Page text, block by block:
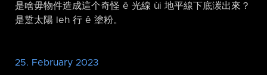
是啥毋物件造成這个奇怪 ê 光線 ùi 地平線下底湠出來？
是踅太陽 leh 行 ê 塗粉。
25. February 2023